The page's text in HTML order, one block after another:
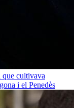
cultivava
i el Penedès